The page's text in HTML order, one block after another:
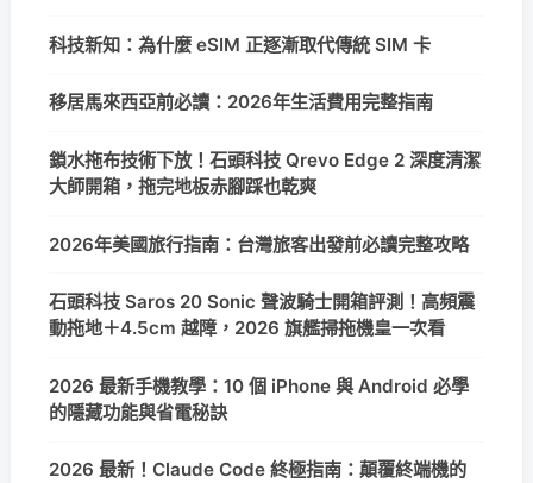
科技新知：為什麼 eSIM 正逐漸取代傳統 SIM 卡
移居馬來西亞前必讀：2026年生活費用完整指南
鎖水拖布技術下放！石頭科技 Qrevo Edge 2 深度清潔
大師開箱，拖完地板赤腳踩也乾爽
2026年美國旅行指南：台灣旅客出發前必讀完整攻略
石頭科技 Saros 20 Sonic 聲波騎士開箱評測！高頻震
動拖地＋4.5cm 越障，2026 旗艦掃拖機皇一次看
2026 最新手機教學：10 個 iPhone 與 Android 必學
的隱藏功能與省電秘訣
2026 最新！Claude Code 終極指南：顛覆終端機的